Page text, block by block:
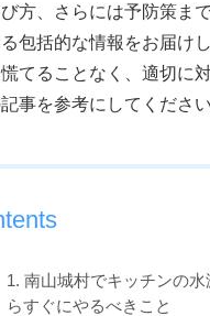
方、さらには予防策ま
包括的な情報をお届け
てることなく、適切に
事を参考にしてください
1. 南山城村でキッチンの水
らすぐにやるべきこと